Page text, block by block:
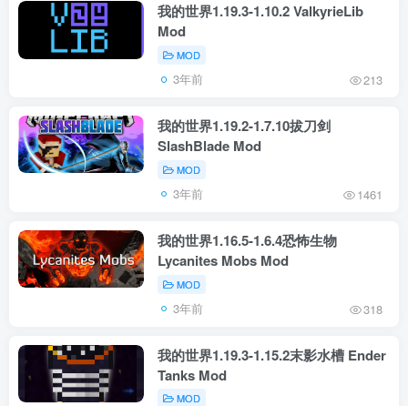
我的世界1.19.3-1.10.2 ValkyrieLib
Mod
MOD
3年前 213
我的世界1.19.2-1.7.10拔刀剑
SlashBlade Mod
MOD
3年前 1461
我的世界1.16.5-1.6.4恐怖生物
Lycanites Mobs Mod
MOD
3年前 318
我的世界1.19.3-1.15.2末影水槽 Ender
Tanks Mod
MOD